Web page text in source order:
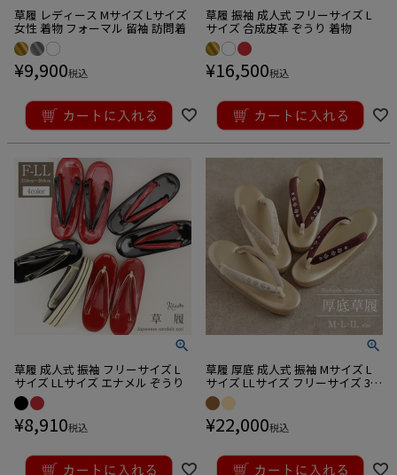
草履 レディース Mサイズ Lサイズ
女性 着物 フォーマル 留袖 訪問着
¥9,900税込
草履 振袖 成人式 フリーサイズ L
サイズ 合成皮革 ぞうり 着物
¥16,500税込
草履 成人式 振袖 フリーサイズ L
サイズ LLサイズ エナメル ぞうり
¥8,910税込
草履 厚底 成人式 振袖 Mサイズ L
サイズ LLサイズ フリーサイズ 3枚
芯 ぞうり
¥22,000税込